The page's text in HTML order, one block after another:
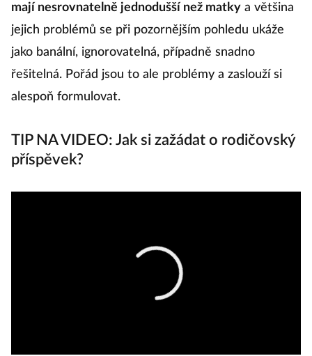
mají nesrovnatelně jednodušší než matky a většina
jejich problémů se při pozornějším pohledu ukáže
jako banální, ignorovatelná, případně snadno
řešitelná. Pořád jsou to ale problémy a zaslouží si
alespoň formulovat.
TIP NA VIDEO: Jak si zažádat o rodičovský
příspěvek?